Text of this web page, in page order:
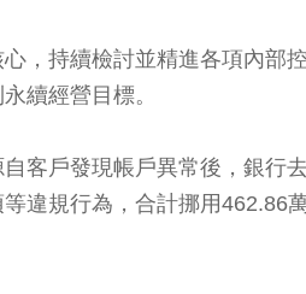
，持續檢討並精進各項內
續經營目標。
客戶發現帳戶異常後，銀
違規行為，合計挪用